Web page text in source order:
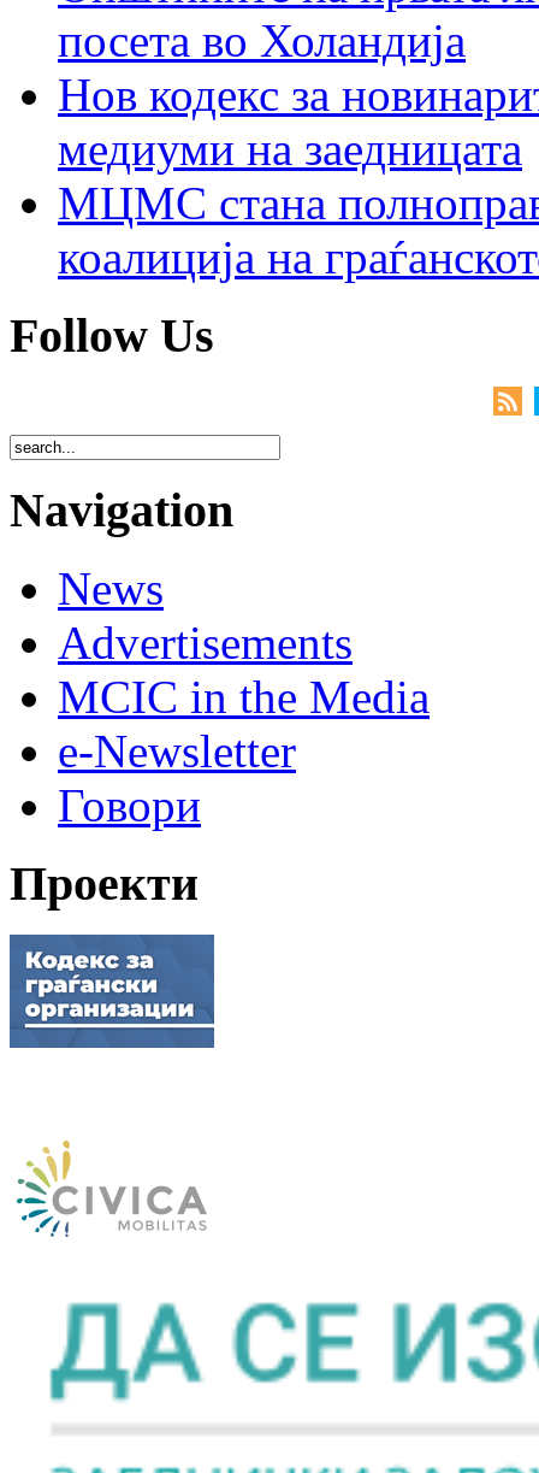
посета во Холандија
Нов кодекс за
медиуми на заедницата
МЦМС стана
коалиција на
Follow Us
Navigation
News
Advertisements
MCIC in the Media
e-Newsletter
Говори
Проекти